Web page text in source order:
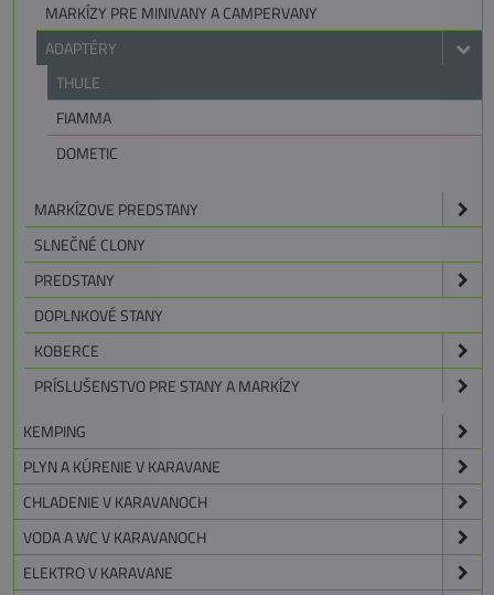
MARKÍZY PRE MINIVANY A CAMPERVANY
ADAPTÉRY
THULE
FIAMMA
DOMETIC
MARKÍZOVE PREDSTANY
SLNEČNÉ CLONY
PREDSTANY
DOPLNKOVÉ STANY
KOBERCE
PRÍSLUŠENSTVO PRE STANY A MARKÍZY
KEMPING
PLYN A KÚRENIE V KARAVANE
CHLADENIE V KARAVANOCH
VODA A WC V KARAVANOCH
ELEKTRO V KARAVANE